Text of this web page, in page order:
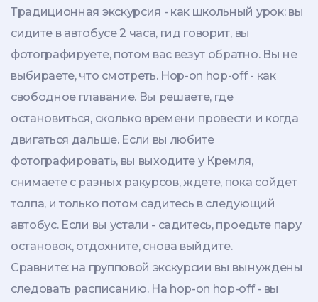
Традиционная экскурсия - как школьный урок: вы
сидите в автобусе 2 часа, гид говорит, вы
фотографируете, потом вас везут обратно. Вы не
выбираете, что смотреть. Hop-on hop-off - как
свободное плавание. Вы решаете, где
остановиться, сколько времени провести и когда
двигаться дальше. Если вы любите
фотографировать, вы выходите у Кремля,
снимаете с разных ракурсов, ждете, пока сойдет
толпа, и только потом садитесь в следующий
автобус. Если вы устали - садитесь, проедьте пару
остановок, отдохните, снова выйдите.
Сравните: на групповой экскурсии вы вынуждены
следовать расписанию. На hop-on hop-off - вы